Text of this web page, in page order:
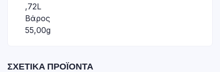
,72L
Βάρος
55,00g
ΣΧΕΤΙΚΆ ΠΡΟΪΌΝΤΑ